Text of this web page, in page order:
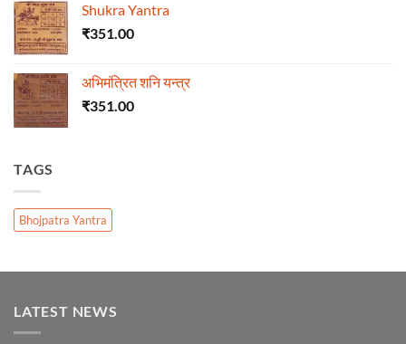
Shukra Yantra
₹351.00
अभिमंत्रित शनि यन्त्र
₹351.00
TAGS
Bhojpatra Yantra
LATEST NEWS